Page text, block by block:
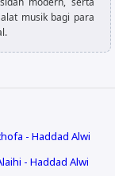
musik bagi para
- Haddad Alwi
- Haddad Alwi